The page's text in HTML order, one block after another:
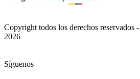
Copyright todos los derechos reservados
2026
Síguenos